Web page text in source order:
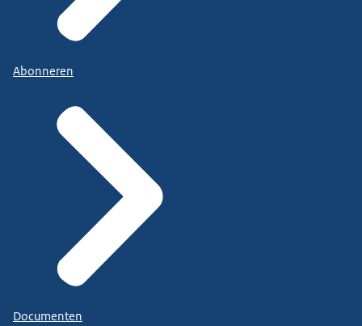
Abonneren
Documenten